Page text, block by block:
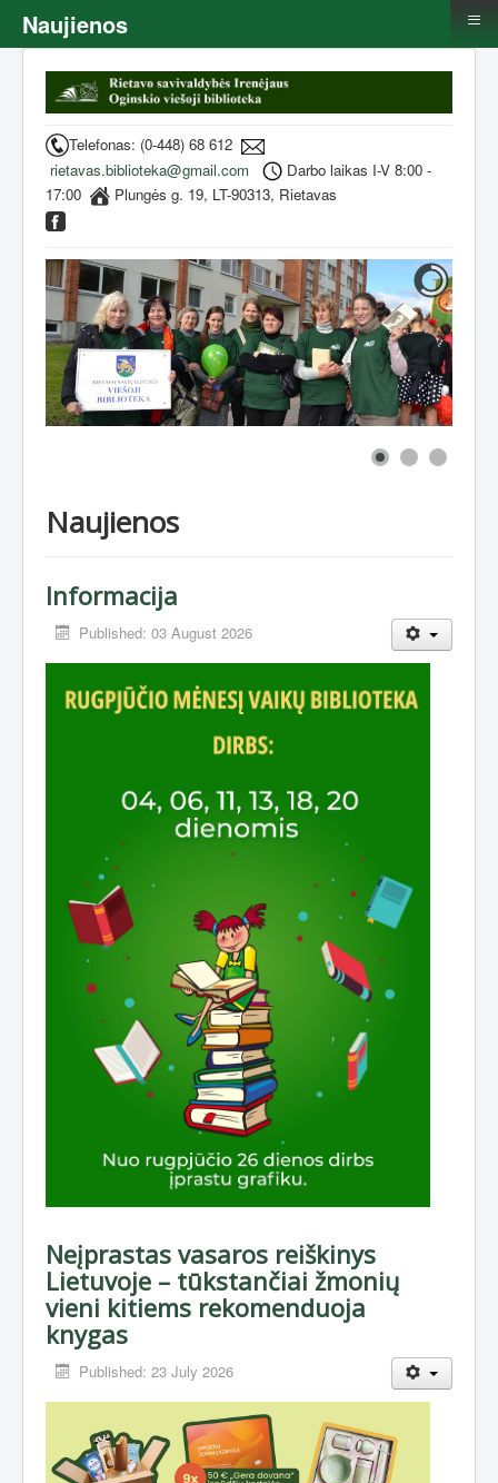
Telefonas: (0-448) 68 612
rietavas.biblioteka@gmail.com
Darbo laikas I-V 8:00 -
17:00
Plungės g. 19, LT-90313, Rietavas
Naujienos
Informacija
Published: 03 August 2026
Neįprastas vasaros reiškinys
Lietuvoje – tūkstančiai žmonių
vieni kitiems rekomenduoja
knygas
Published: 23 July 2026
Naujienos ≡